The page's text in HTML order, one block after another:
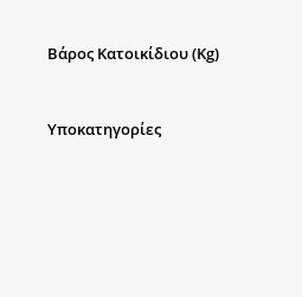
40-80
Βάρος Κατοικίδιου (Kg)
30-50
Υποκατηγορίες